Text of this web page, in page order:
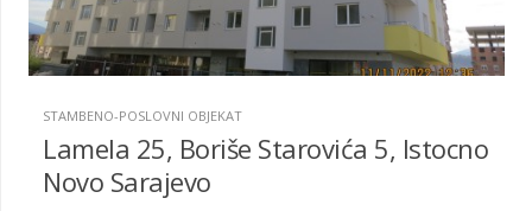
STAMBENO-POSLOVNI OBJEKAT
Lamela 25, Boriše Starovića 5, Istocno
Novo Sarajevo